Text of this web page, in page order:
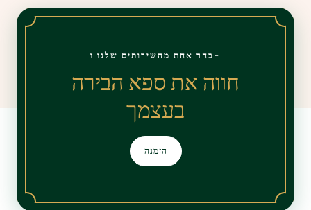
בחר אחת מהשירותים שלנו ו-
חווה את ספא הבירה
בעצמך
הזמנה